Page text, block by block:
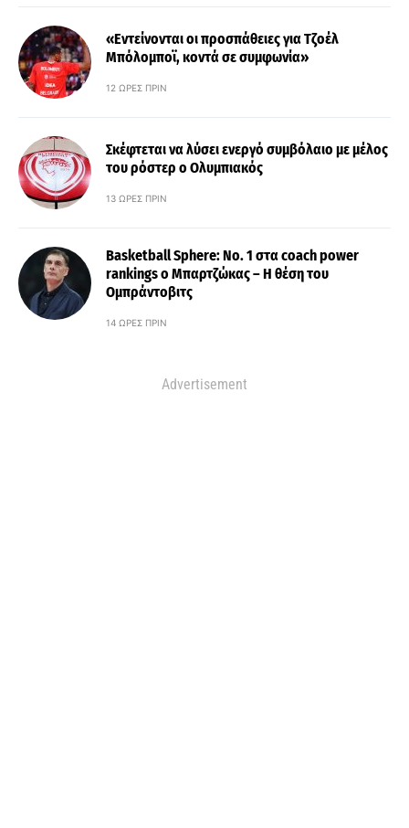
«Εντείνονται οι προσπάθειες για Τζοέλ
Μπόλομποϊ, κοντά σε συμφωνία»
12 ΏΡΕΣ ΠΡΙΝ
Σκέφτεται να λύσει ενεργό συμβόλαιο με μέλος
του ρόστερ ο Ολυμπιακός
13 ΏΡΕΣ ΠΡΙΝ
Basketball Sphere: No. 1 στα coach power
rankings ο Μπαρτζώκας – Η θέση του
Ομπράντοβιτς
14 ΏΡΕΣ ΠΡΙΝ
Advertisement